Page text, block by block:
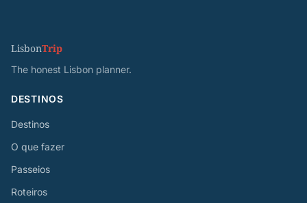
LisbonTrip
The honest Lisbon planner.
DESTINOS
Destinos
O que fazer
Passeios
Roteiros